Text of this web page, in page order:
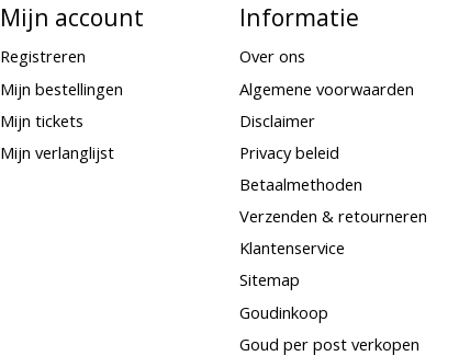
Mijn account
Registreren
Mijn bestellingen
Mijn tickets
Mijn verlanglijst
Informatie
Over ons
Algemene voorwaarden
Disclaimer
Privacy beleid
Betaalmethoden
Verzenden & retourneren
Klantenservice
Sitemap
Goudinkoop
Goud per post verkopen